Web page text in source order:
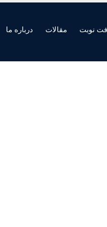
نوبت مقالات درباره ما